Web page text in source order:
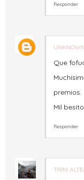
Responder
UNKNOWN
Que
premios.
Mil
Responder
TRINI